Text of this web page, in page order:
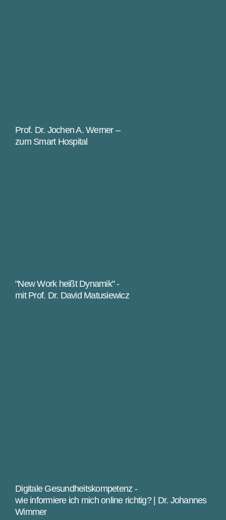
Prof. Dr. Jochen A. Werner –
zum Smart Hospital
"New Work heißt Dynamik" -
mit Prof. Dr. David Matusiewicz
Digitale Gesundheitskompetenz -
wie informiere ich mich online richtig? | Dr. Johannes
Wimmer